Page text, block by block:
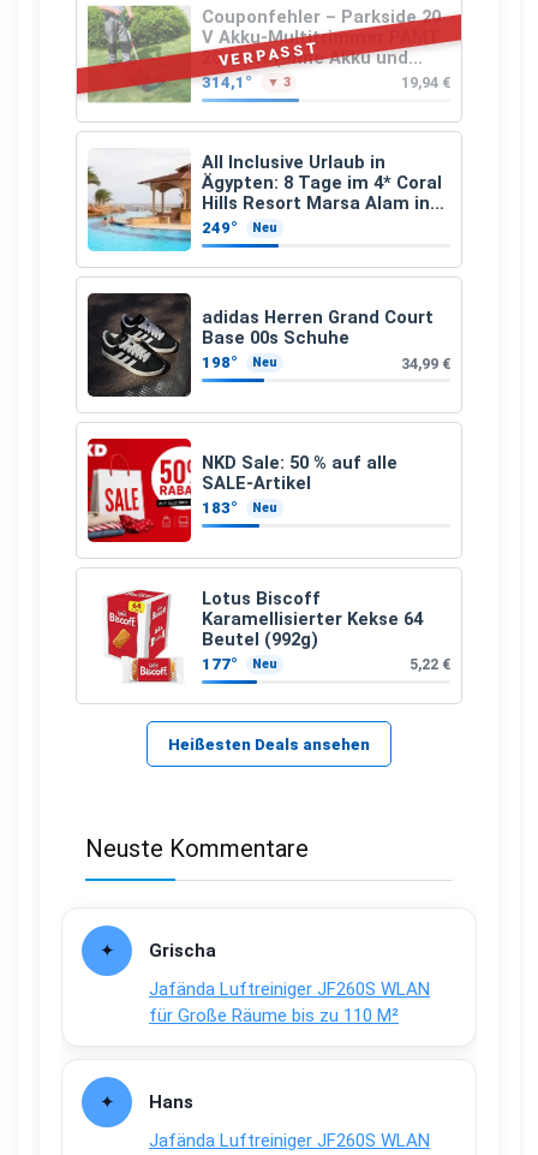
VERPASST
Couponfehler – Parkside 20
V Akku-Multitrimmer PAMT
20-Li A1 (ohne Akku und
Ladegerät)
314,1° ▼ 3 19,94 €
All Inclusive Urlaub in
Ägypten: 8 Tage im 4* Coral
Hills Resort Marsa Alam inkl.
Flüge ab 299 € p.P.
249° Neu
adidas Herren Grand Court
Base 00s Schuhe
198° Neu 34,99 €
NKD Sale: 50 % auf alle
SALE-Artikel
183° Neu
Lotus Biscoff
Karamellisierter Kekse 64
Beutel (992g)
177° Neu 5,22 €
Heißesten Deals ansehen
Neuste Kommentare
Grischa
Jafända Luftreiniger JF260S WLAN
für Große Räume bis zu 110 M²
Hans
Jafända Luftreiniger JF260S WLAN